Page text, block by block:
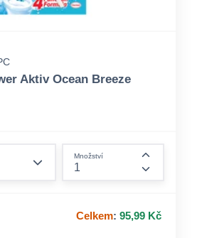
Aktiv Ocean Breeze
Množství
Celkem: 95,99 Kč